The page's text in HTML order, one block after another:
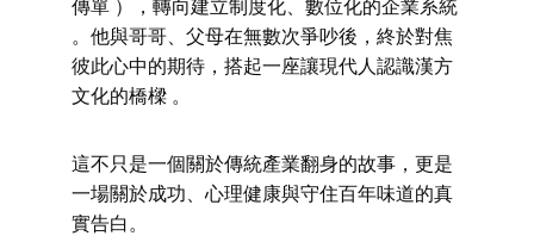
傳單 ），轉向建立制度化、數位化的企業系統
。他與哥哥、父母在無數次爭吵後，終於對焦
彼此心中的期待，搭起一座讓現代人認識漢方
文化的橋樑 。
這不只是一個關於傳統產業翻身的故事，更是
一場關於成功、心理健康與守住百年味道的真
實告白。